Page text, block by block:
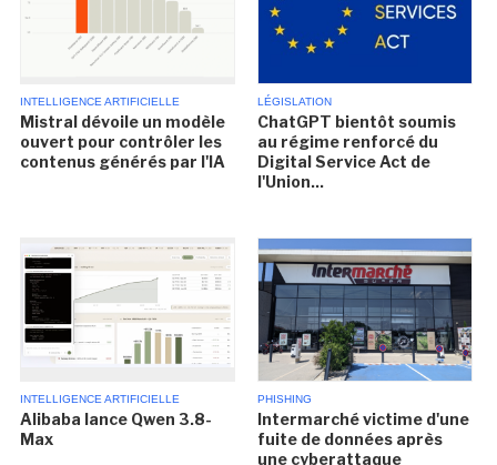
INTELLIGENCE ARTIFICIELLE
Mistral dévoile un modèle
ouvert pour contrôler les
contenus générés par l'IA
LÉGISLATION
ChatGPT bientôt soumis
au régime renforcé du
Digital Service Act de
l'Union...
INTELLIGENCE ARTIFICIELLE
Alibaba lance Qwen 3.8-
Max
PHISHING
Intermarché victime d'une
fuite de données après
une cyberattaque